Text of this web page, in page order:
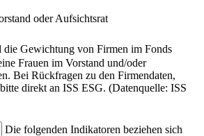
oder Aufsichtsrat
die Gewichtung von Firmen im Fonds
Frauen im Vorstand und/oder
Bei Rückfragen zu den Firmendaten,
direkt an ISS ESG. (Datenquelle: ISS
Die folgenden Indikatoren beziehen sich